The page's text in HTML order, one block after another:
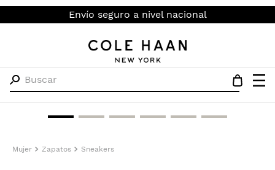
Envío seguro a nivel nacional
Buscar
Mujer Zapatos Sneakers